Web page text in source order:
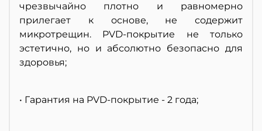
чрезвычайно плотно и равномерно
прилегает к основе, не содержит
микротрещин. PVD-покрытие не только
эстетично, но и абсолютно безопасно для
здоровья;
• Гарантия на PVD-покрытие - 2 года;